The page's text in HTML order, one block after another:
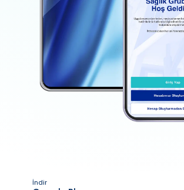
İndir